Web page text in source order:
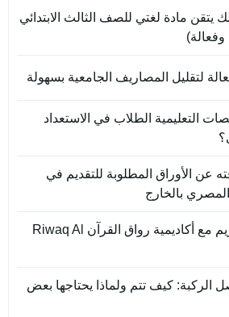
مادة لغتي للصف الثالث الابتدائي
لتقليل المصاريف الجامعية بسهولة
التعليمية الطلاب في الاستعداد
عن الأوراق المطلوبة للتقديم في
بالخارج
تعلم القرآن الكريم مع أكاديمية رواق القرآن Riwaq Al
الركبة: كيف تتم ولماذا يحتاجها بعض